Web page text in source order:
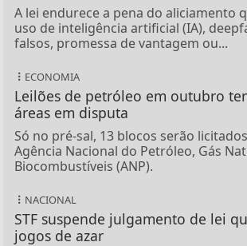
A lei endurece a pena do aliciamento
uso de inteligência artificial (IA),
falsos, promessa de vantagem ou...
ECONOMIA
Leilões de petróleo em outubro
áreas em disputa
Só no pré-sal, 13 blocos serão
Agência Nacional do Petróleo, Gás
Biocombustíveis (ANP).
NACIONAL
STF suspende julgamento de lei
jogos de azar